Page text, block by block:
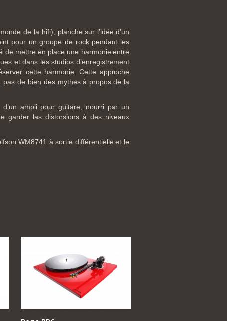
de la hifi), planche sur l’idée d’un
pour un groupe de rock pendant les
de mettre en place une harmonie entre
et dans les studios d’enregistrement
cette harmonie. Cette approche
pas de bien des mythes à propos de la
ampli pour guitare, nourri par un
garder las distorsions à des niveaux
WM8741 à sortie différentielle et le